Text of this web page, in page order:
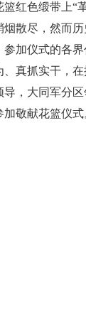
红色缎带上“
烟散尽，然而
参加仪式的各
、真抓实干，
导，大同军分
敬献花篮仪式